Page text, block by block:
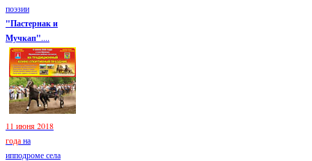
поэзии
"Пастернак и
Мучкап"....
11 июня 2018
годана
ипподроме села